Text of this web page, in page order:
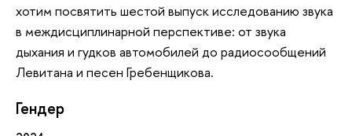
хотим посвятить шестой выпуск исследованию звука
в междисциплинарной перспективе: от звука
дыхания и гудков автомобилей до радиосообщений
Левитана и песен Гребенщикова.
Гендер